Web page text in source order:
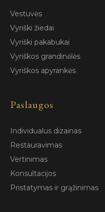
Vestuvės
Vyriški žiedai
Vyriški pakabukai
Vyriškos grandinėlės
Vyriškos apyrankės
Paslaugos
Individualus dizainas
Restauravimas
Vertinimas
Konsultacijos
Pristatymas ir grąžinimas